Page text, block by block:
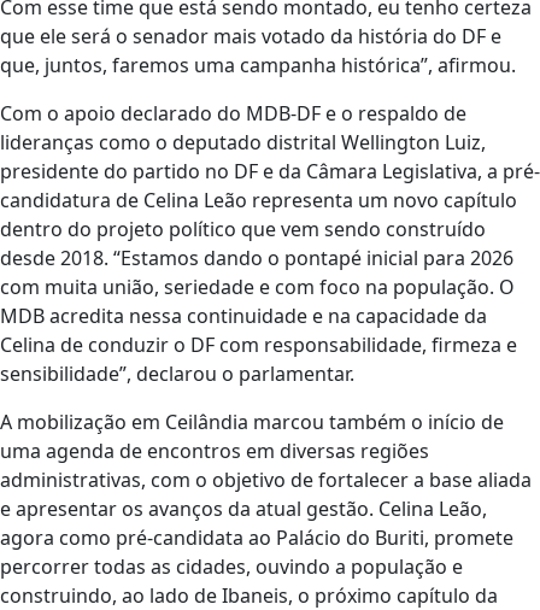
Com esse time que está sendo montado, eu tenho certeza
que ele será o senador mais votado da história do DF e
que, juntos, faremos uma campanha histórica”, afirmou.
Com o apoio declarado do MDB-DF e o respaldo de
lideranças como o deputado distrital Wellington Luiz,
presidente do partido no DF e da Câmara Legislativa, a pré-
candidatura de Celina Leão representa um novo capítulo
dentro do projeto político que vem sendo construído
desde 2018. “Estamos dando o pontapé inicial para 2026
com muita união, seriedade e com foco na população. O
MDB acredita nessa continuidade e na capacidade da
Celina de conduzir o DF com responsabilidade, firmeza e
sensibilidade”, declarou o parlamentar.
A mobilização em Ceilândia marcou também o início de
uma agenda de encontros em diversas regiões
administrativas, com o objetivo de fortalecer a base aliada
e apresentar os avanços da atual gestão. Celina Leão,
agora como pré-candidata ao Palácio do Buriti, promete
percorrer todas as cidades, ouvindo a população e
construindo, ao lado de Ibaneis, o próximo capítulo da